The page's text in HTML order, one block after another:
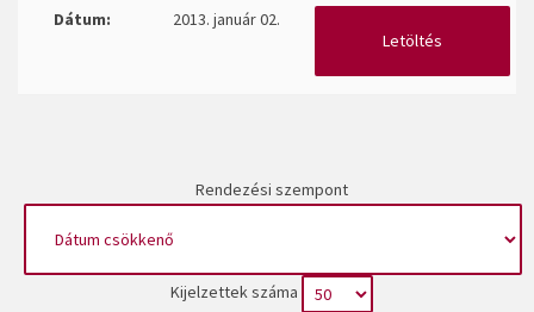
Dátum:
2013. január 02.
Letöltés
Rendezési szempont
Kijelzettek száma